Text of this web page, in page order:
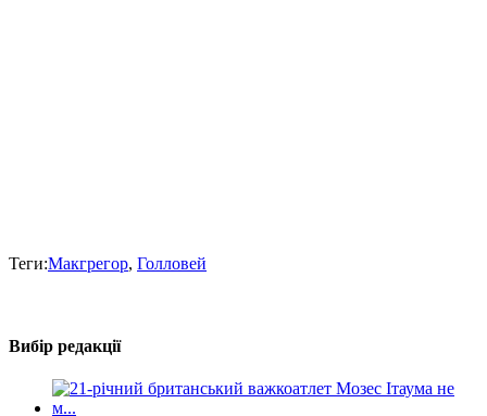
Теги:Макгрегор, Голловей
Вибір редакції